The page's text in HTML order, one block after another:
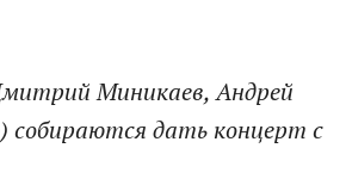
Миникаев, Андрей
собираются дать концерт с